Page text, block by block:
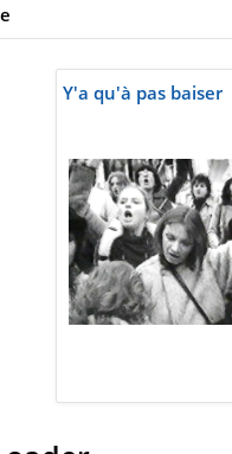
Y'a qu'à pas baiser